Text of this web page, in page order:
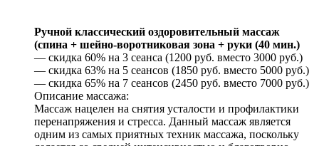
Ручной классический оздоровительный массаж
(спина + шейно-воротниковая зона + руки (40 мин.)
— скидка 60% на 3 сеанса (1200 руб. вместо 3000 руб.)
— скидка 63% на 5 сеансов (1850 руб. вместо 5000 руб.)
— скидка 65% на 7 сеансов (2450 руб. вместо 7000 руб.)
Описание массажа:
Массаж нацелен на снятия усталости и профилактики
перенапряжения и стресса. Данный массаж является
одним из самых приятных техник массажа, поскольку